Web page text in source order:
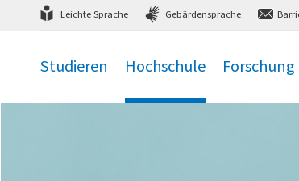
zum Hauptmenü zum Inhalt,
Leichte Sprache Gebärdensprache
Studieren Hochschule Forschung